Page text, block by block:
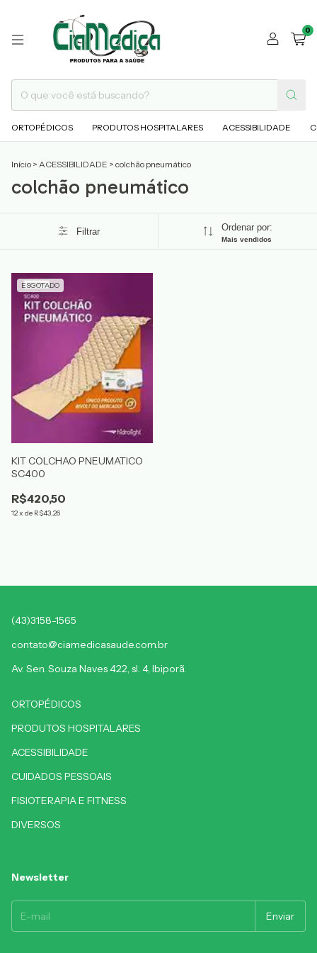
0
ORTOPÉDICOS PRODUTOS HOSPITALARES ACESSIBILIDADE
Início > ACESSIBILIDADE > colchão pneumático
colchão pneumático
Filtrar Ordenar por:
Mais vendidos
ESGOTADO
KIT COLCHAO PNEUMATICO
SC400
R$420,50
12x de R$43,26
(43)3158-1565
contato@ciamedicasaude.com.br
Av. Sen. Souza Naves 422, sl. 4, Ibiporã.
ORTOPÉDICOS
PRODUTOS HOSPITALARES
ACESSIBILIDADE
CUIDADOS PESSOAIS
FISIOTERAPIA E FITNESS
DIVERSOS
Newsletter